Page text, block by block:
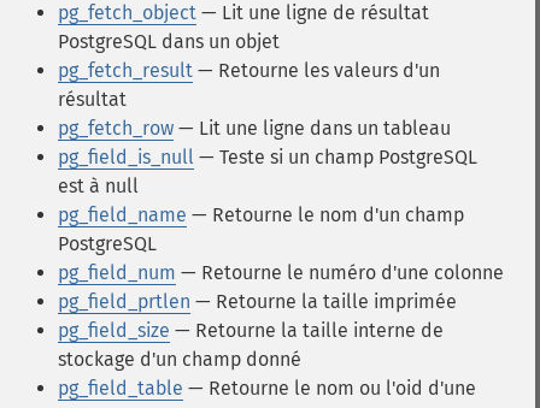
pg_fetch_object — Lit une ligne de résultat
PostgreSQL dans un objet
pg_fetch_result — Retourne les valeurs d'un
résultat
pg_fetch_row — Lit une ligne dans un tableau
pg_field_is_null — Teste si un champ PostgreSQL
est à null
pg_field_name — Retourne le nom d'un champ
PostgreSQL
pg_field_num — Retourne le numéro d'une colonne
pg_field_prtlen — Retourne la taille imprimée
pg_field_size — Retourne la taille interne de
stockage d'un champ donné
pg_field_table — Retourne le nom ou l'oid d'une